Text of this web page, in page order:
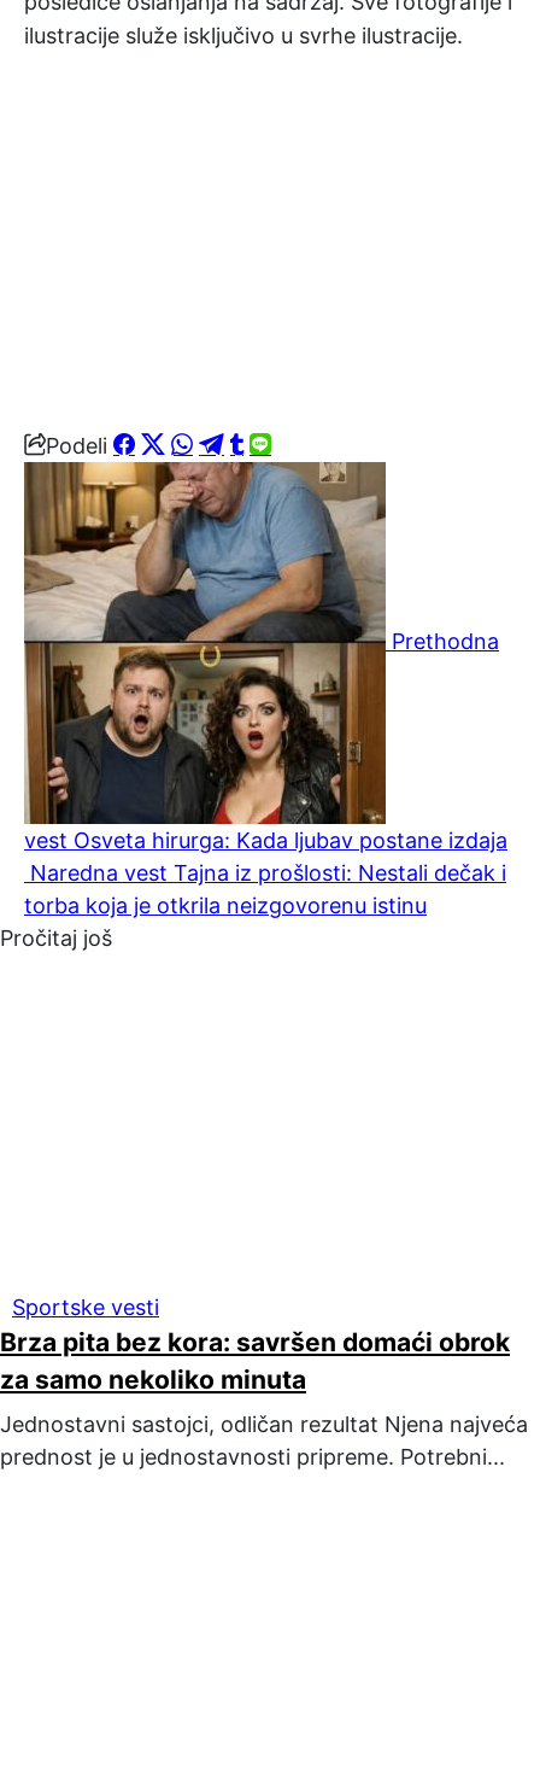
ilustracije služe isključivo u svrhe ilustracije.
Podeli
Prethodna
vest Osveta hirurga: Kada ljubav postane izdaja
Naredna vest Tajna iz prošlosti: Nestali dečak i
torba koja je otkrila neizgovorenu istinu
Pročitaj još
Sportske vesti
Brza pita bez kora: savršen domaći obrok
za samo nekoliko minuta
Jednostavni sastojci, odličan rezultat Njena najveća
prednost je u jednostavnosti pripreme. Potrebni...